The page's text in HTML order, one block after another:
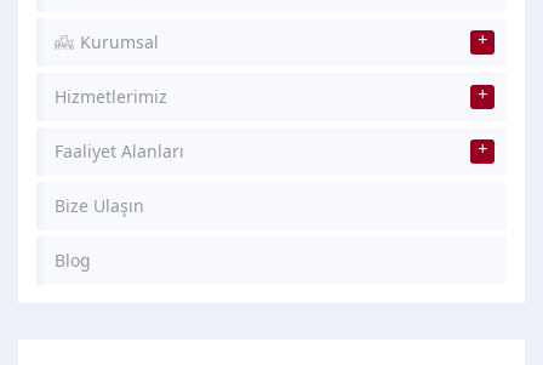
Kurumsal
Hizmetlerimiz
Faaliyet Alanları
Bize Ulaşın
Blog